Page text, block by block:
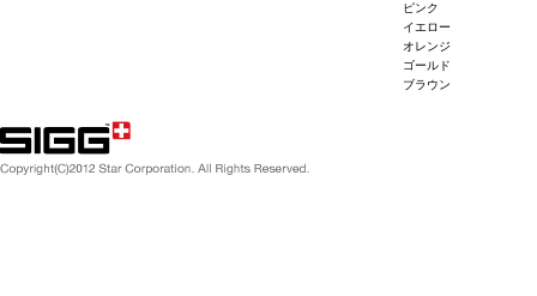
ピンク
イエロー
オレンジ
ゴールド
ブラウン